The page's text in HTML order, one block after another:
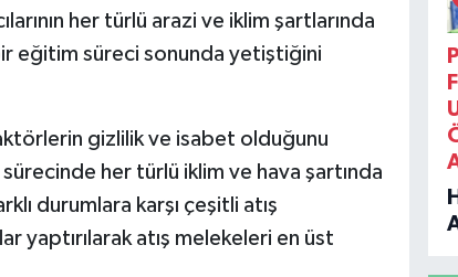
her türlü arazi ve iklim şartlarında
eğitim süreci sonunda yetiştiğini
gizlilik ve isabet olduğunu
her türlü iklim ve hava şartında
durumlara karşı çeşitli atış
yaptırılarak atış melekeleri en üst